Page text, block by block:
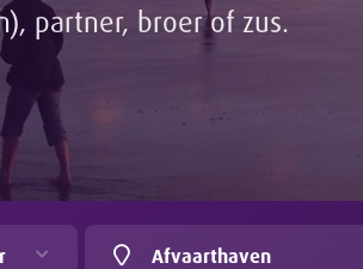
partner, broer of zus.
Afvaarthaven